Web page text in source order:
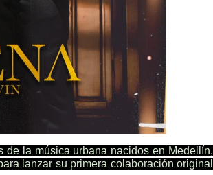
de la música urbana nacidos en Medellín,
lanzar su primera colaboración original